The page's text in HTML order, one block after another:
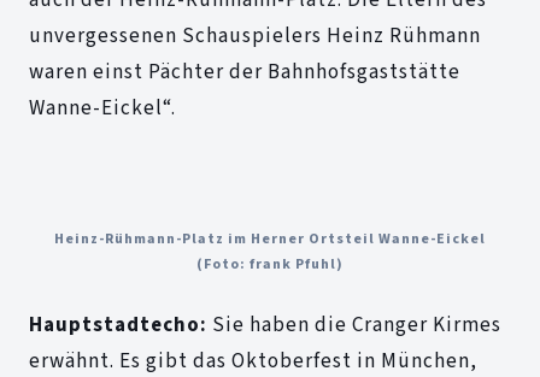
unvergessenen Schauspielers Heinz Rühmann
waren einst Pächter der Bahnhofsgaststätte
Wanne-Eickel“.
Heinz-Rühmann-Platz im Herner Ortsteil Wanne-Eickel
(Foto: frank Pfuhl)
Hauptstadtecho: Sie haben die Cranger Kirmes
erwähnt. Es gibt das Oktoberfest in München,